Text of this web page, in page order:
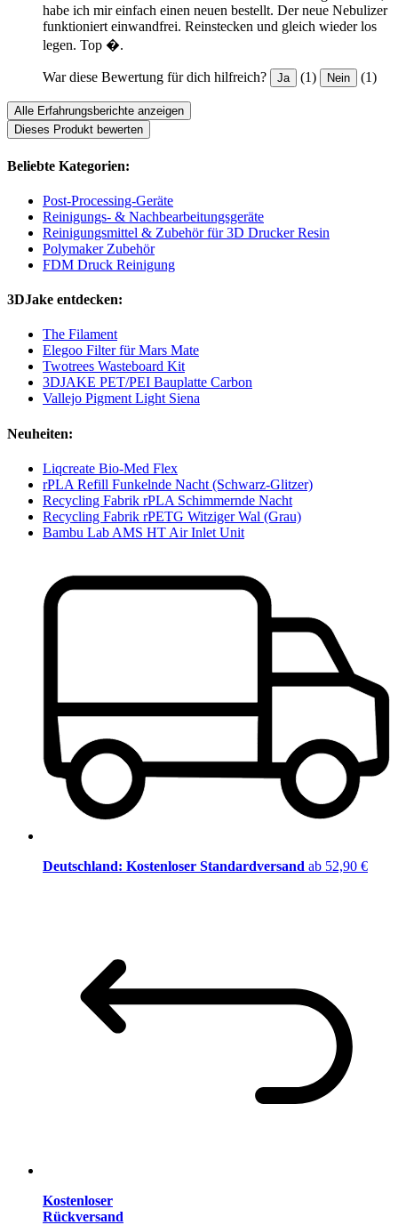
habe ich mir einfach einen neuen bestellt. Der neue Nebulizer
funktioniert einwandfrei. Reinstecken und gleich wieder los
legen. Top �.
War diese Bewertung für dich hilfreich? Ja (1) Nein (1)
Alle Erfahrungsberichte anzeigen
Dieses Produkt bewerten
Beliebte Kategorien:
Post-Processing-Geräte
Reinigungs- & Nachbearbeitungsgeräte
Reinigungsmittel & Zubehör für 3D Drucker Resin
Polymaker Zubehör
FDM Druck Reinigung
3DJake entdecken:
The Filament
Elegoo Filter für Mars Mate
Twotrees Wasteboard Kit
3DJAKE PET/PEI Bauplatte Carbon
Vallejo Pigment Light Siena
Neuheiten:
Liqcreate Bio-Med Flex
rPLA Refill Funkelnde Nacht (Schwarz-Glitzer)
Recycling Fabrik rPLA Schimmernde Nacht
Recycling Fabrik rPETG Witziger Wal (Grau)
Bambu Lab AMS HT Air Inlet Unit
Deutschland: Kostenloser Standardversand ab 52,90 €
Kostenloser
Rückversand